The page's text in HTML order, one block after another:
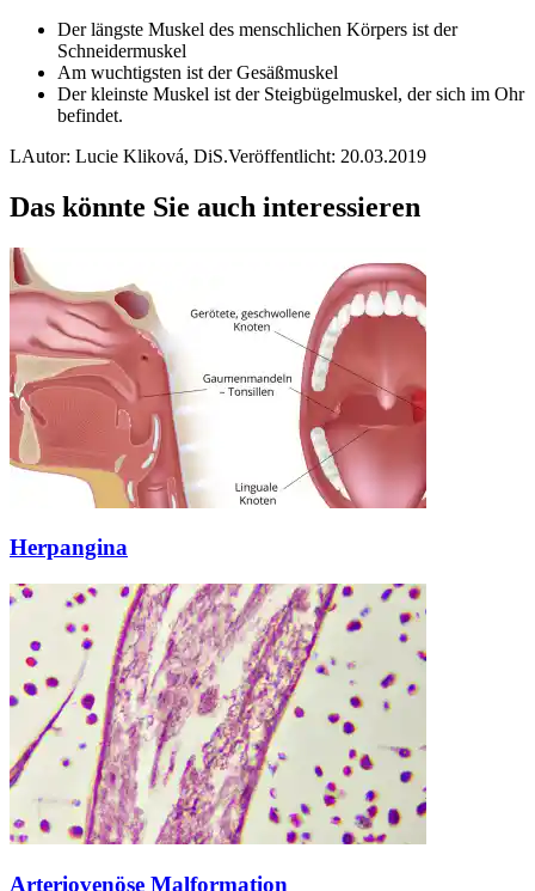
Der längste Muskel des menschlichen Körpers ist der
Schneidermuskel
Am wuchtigsten ist der Gesäßmuskel
Der kleinste Muskel ist der Steigbügelmuskel, der sich im Ohr
befindet.
LAutor: Lucie Kliková, DiS.Veröffentlicht: 20.03.2019
Das könnte Sie auch interessieren
Herpangina
Arteriovenöse Malformation